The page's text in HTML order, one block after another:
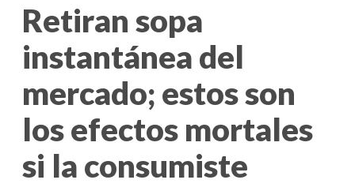
Retiran sopa
instantánea del
mercado; estos son
los efectos mortales
si la consumiste